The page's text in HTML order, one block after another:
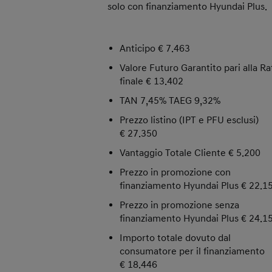
solo con finanziamento Hyundai Plus.
Anticipo € 7.463
Valore Futuro Garantito pari alla
finale € 13.402
TAN 7,45% TAEG 9,32%
Prezzo listino (IPT e PFU esclusi)
€ 27.350
Vantaggio Totale Cliente € 5.200
Prezzo in promozione con
finanziamento Hyundai Plus €
Prezzo in promozione senza
finanziamento Hyundai Plus €
Importo totale dovuto dal
consumatore per il finanziamento
€ 18.446